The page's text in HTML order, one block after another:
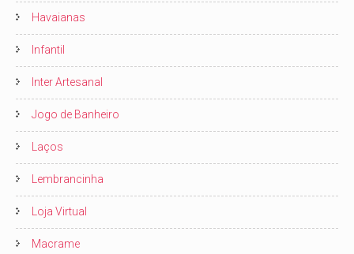
Havaianas
Infantil
Inter Artesanal
Jogo de Banheiro
Laços
Lembrancinha
Loja Virtual
Macrame